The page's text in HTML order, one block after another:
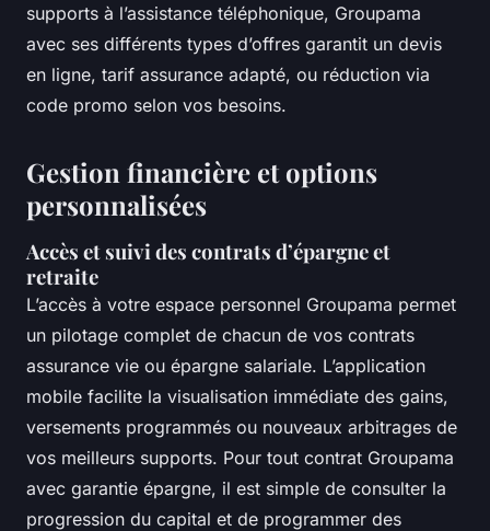
supports à l’assistance téléphonique, Groupama
avec ses différents types d’offres garantit un devis
en ligne, tarif assurance adapté, ou réduction via
code promo selon vos besoins.
Gestion financière et options
personnalisées
Accès et suivi des contrats d’épargne et
retraite
L’accès à votre espace personnel Groupama permet
un pilotage complet de chacun de vos contrats
assurance vie ou épargne salariale. L’application
mobile facilite la visualisation immédiate des gains,
versements programmés ou nouveaux arbitrages de
vos meilleurs supports. Pour tout contrat Groupama
avec garantie épargne, il est simple de consulter la
progression du capital et de programmer des